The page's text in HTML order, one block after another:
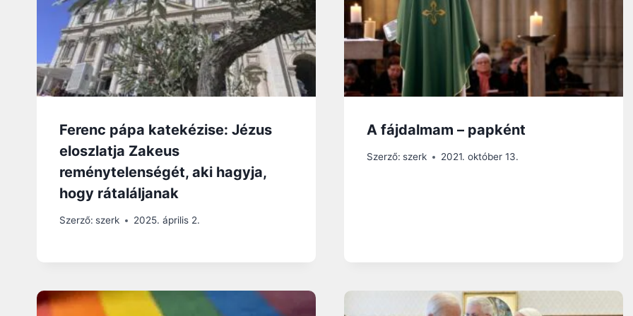
Ferenc pápa katekézise: Jézus
eloszlatja Zakeus
reménytelenségét, aki hagyja,
hogy rátaláljanak
Szerző: szerk 2025. április 2.
A fájdalmam – papként
Szerző: szerk 2021. október 13.